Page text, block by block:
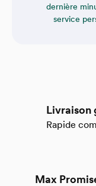
dernière
service
Livraison
Rapide
Max